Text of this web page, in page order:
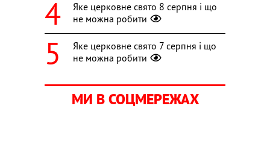
Яке церковне свято 8 серпня і що
не можна робити
Яке церковне свято 7 серпня і що
не можна робити
МИ В СОЦМЕРЕЖАХ